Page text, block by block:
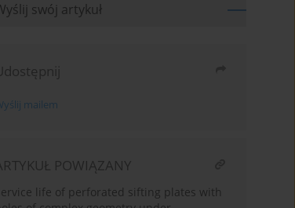
swój artykuł
mailem
POWIĄZANY
life of perforated sifting plates with